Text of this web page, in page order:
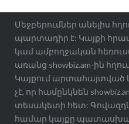
Մեջբերումներ անելիս
պարտադիր է: Կայքի
կամ ամբողջական
առանց showbiz.am-ին
Կայքում
չէ, որ համընկնեն
տեսակետի հետ:
համար կայքը